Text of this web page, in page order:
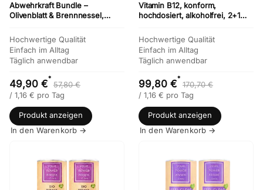
Abwehrkraft Bundle –
Olivenblatt & Brennnessel,
Hochwertige Qualität
Einfach im Alltag
Täglich anwendbar
49,90 €*
57,80 €
/ 1,16 € pro Tag
Produkt anzeigen
In den Warenkorb →
Vitamin B12, konform,
hochdosiert, alkoholfrei, 2+1
Hochwertige Qualität
Einfach im Alltag
Täglich anwendbar
99,80 €*
170,70 €
/ 1,16 € pro Tag
Produkt anzeigen
In den Warenkorb →